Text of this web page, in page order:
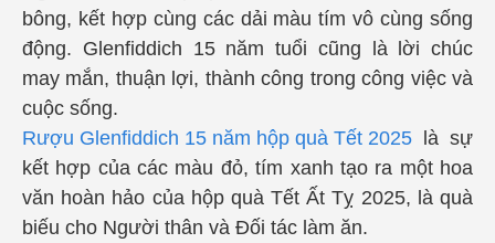
bông, kết hợp cùng các dải màu tím vô cùng sống
động. Glenfiddich 15 năm tuổi cũng là lời chúc
may mắn, thuận lợi, thành công trong công việc và
cuộc sống.
Rượu Glenfiddich 15 năm hộp quà Tết 2025 là sự
kết hợp của các màu đỏ, tím xanh tạo ra một hoa
văn hoàn hảo của hộp quà Tết Ất Tỵ 2025, làquà
biếu cho Người thân và Đối tác làm ăn.